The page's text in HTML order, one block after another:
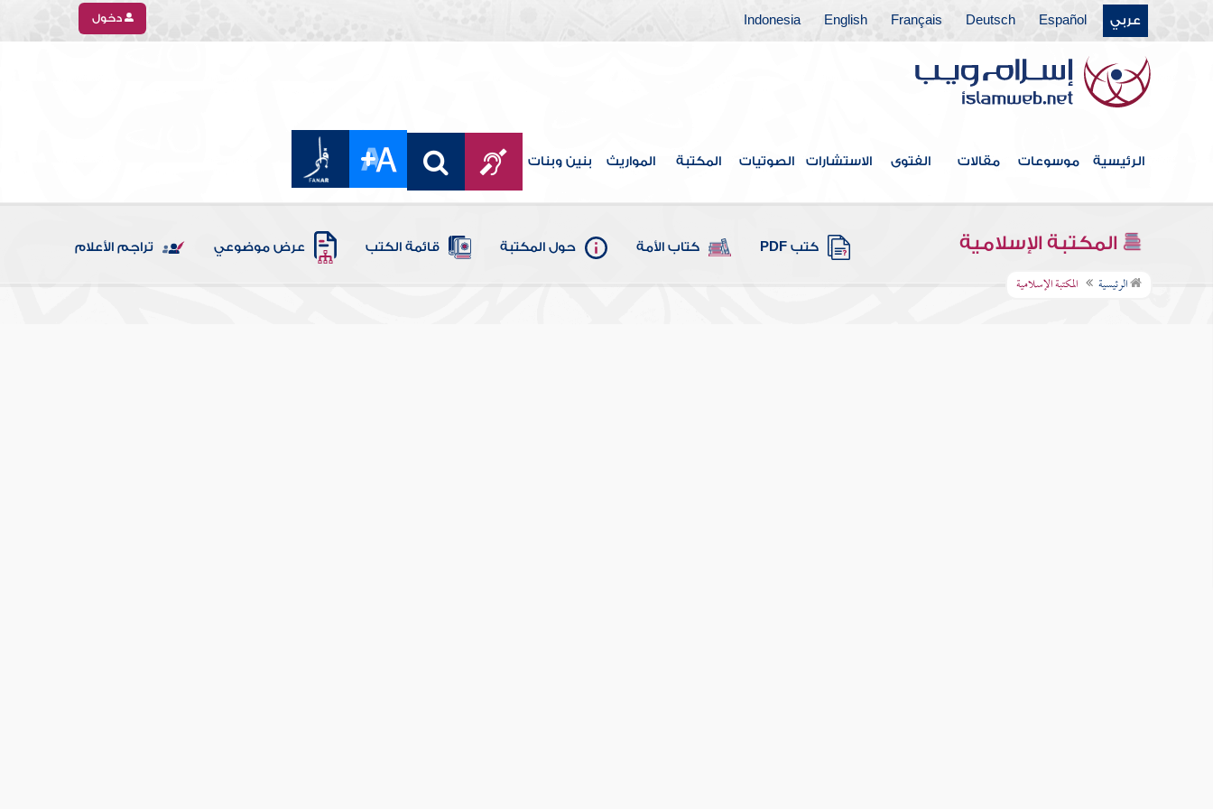
عربي Español
Deutsch
Français
English
Indonesia دخول
الرئيسية موسوعات مقالات الفتوى الاستشارات الصوتيات المكتبة المواريث بنين وبنات
المكتبة الإسلامية كتب PDF كتاب الأمة حول المكتبة قائمة الكتب عرض موضوعي تراجم الأعلام
الرئيسية المكتبة الإسلامية